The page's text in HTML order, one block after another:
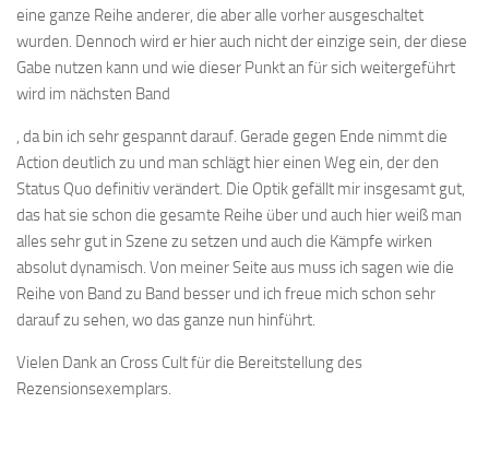
eine ganze Reihe anderer, die aber alle vorher ausgeschaltet
wurden. Dennoch wird er hier auch nicht der einzige sein, der diese
Gabe nutzen kann und wie dieser Punkt an für sich weitergeführt
wird im nächsten Band
, da bin ich sehr gespannt darauf. Gerade gegen Ende nimmt die
Action deutlich zu und man schlägt hier einen Weg ein, der den
Status Quo definitiv verändert. Die Optik gefällt mir insgesamt gut,
das hat sie schon die gesamte Reihe über und auch hier weiß man
alles sehr gut in Szene zu setzen und auch die Kämpfe wirken
absolut dynamisch. Von meiner Seite aus muss ich sagen wie die
Reihe von Band zu Band besser und ich freue mich schon sehr
darauf zu sehen, wo das ganze nun hinführt.
Vielen Dank an Cross Cult für die Bereitstellung des
Rezensionsexemplars.